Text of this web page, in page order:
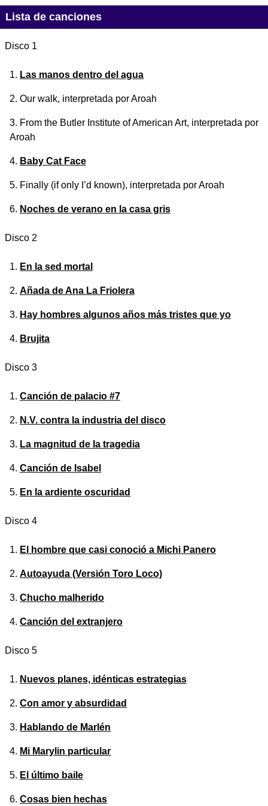
Lista de canciones
Disco 1
Las manos dentro del agua
Our walk, interpretada por Aroah
From the Butler Institute of American Art, interpretada por
Aroah
Baby Cat Face
Finally (if only I’d known), interpretada por Aroah
Noches de verano en la casa gris
Disco 2
En la sed mortal
Añada de Ana La Friolera
Hay hombres algunos años más tristes que yo
Brujita
Disco 3
Canción de palacio #7
N.V. contra la industria del disco
La magnitud de la tragedia
Canción de Isabel
En la ardiente oscuridad
Disco 4
El hombre que casi conoció a Michi Panero
Autoayuda (Versión Toro Loco)
Chucho malherido
Canción del extranjero
Disco 5
Nuevos planes, idénticas estrategias
Con amor y absurdidad
Hablando de Marlén
Mi Marylin particular
El último baile
Cosas bien hechas